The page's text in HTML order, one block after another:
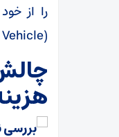
را از
(Investment Vehicle) به اندازه انتخاب خود دارایی اهمیت دارد.